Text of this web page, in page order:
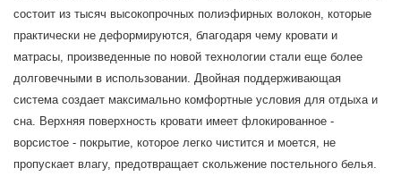
состоит из тысяч высокопрочных полиэфирных волокон, которые
практически не деформируются, благодаря чему кровати и
матрасы, произведенные по новой технологии стали еще более
долговечными в использовании . Двойная поддерживающая
система создает максимально комфортные условия для отдыха и
сна. Верхняя поверхность кровати имеет флокированное -
ворсистое - покрытие, которое легко чистится и моется, не
пропускает влагу, предотвращает скольжение постельного белья.